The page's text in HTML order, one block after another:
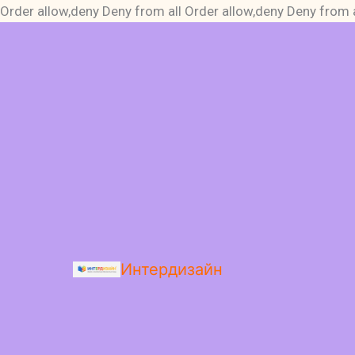
Order allow,deny Deny from all Order allow,deny Deny from
Интердизайн